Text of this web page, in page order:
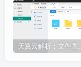
天翼云解